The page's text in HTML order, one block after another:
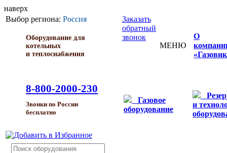
наверх
Выбор региона: Россия
Оборудование для
котельных
и теплоснабжения
8-800-2000-230
Звонки по России
бесплатно
Заказать
обратный
звонок
МЕНЮ
О
Газовое
оборудование
и